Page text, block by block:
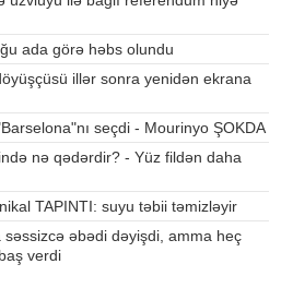
ada görə həbs olundu
illər sonra yenidən ekrana
seçdi - Mourinyo ŞOKDA
nə qədərdir? - Yüz fildən daha
TAPINTI: suyu təbii təmizləyir
səssizcə əbədi dəyişdi, amma heç
verdi